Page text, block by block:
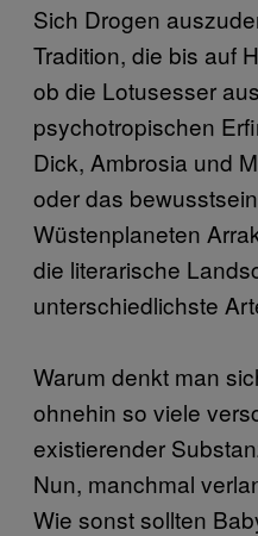
Sich Drogen
Tradition, die bis auf
ob die Lotusesser
psychotropischen
Dick, Ambrosia und
oder das
Wüstenplaneten
die literarische
unterschiedlichste
Warum denkt man
ohnehin so viele
existierender
Nun, manchmal
Wie sonst sollten